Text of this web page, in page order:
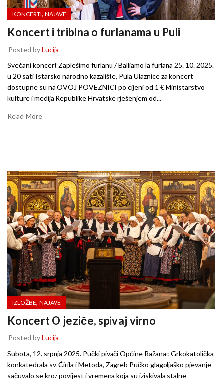
KONCERTI, NAJAVE
Koncert i tribina o furlanama u Puli
Posted byLucija
Svečani koncert Zaplešimo furlanu / Balliamo la furlana 25. 10. 2025.
u 20 sati Istarsko narodno kazalište, Pula Ulaznice za koncert
dostupne su na OVOJ POVEZNICI po cijeni od 1 € Ministarstvo
kulture i medija Republike Hrvatske rješenjem od...
Read More
IZLOŽBE, NAJAVE
Koncert O jeziče, spivaj virno
Posted byLucija
Subota, 12. srpnja 2025. Pučki pivači Općine Ražanac Grkokatolička
konkatedrala sv. Ćirila i Metoda, Zagreb Pučko glagoljaško pjevanje
sačuvalo se kroz povijest i vremena koja su iziskivala stalne